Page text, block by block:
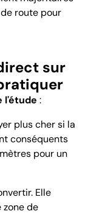
route pour
sur
l'étude :
plus cher si la
conséquents
pour un
Elle
de